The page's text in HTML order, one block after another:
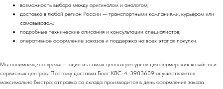
возможность выбора между оригиналом и аналогом;
доставка в любой регион России — транспортными компаниями, курьером или
самовывозом;
подробные технические описания и консультации специалистов;
оперативное оформление заказов и поддержка на всех этапах покупки.
Мы понимаем, что время — один из самых ценных ресурсов для фермерских хозяйств и
сервисных центров. Поэтому доставка Болт КВС-4-3903609 осуществляется
максимально быстро: отправка со склада производится в день оформления заказа.